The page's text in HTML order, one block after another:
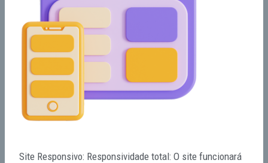
Site Responsivo: Responsividade total: O site funcionará